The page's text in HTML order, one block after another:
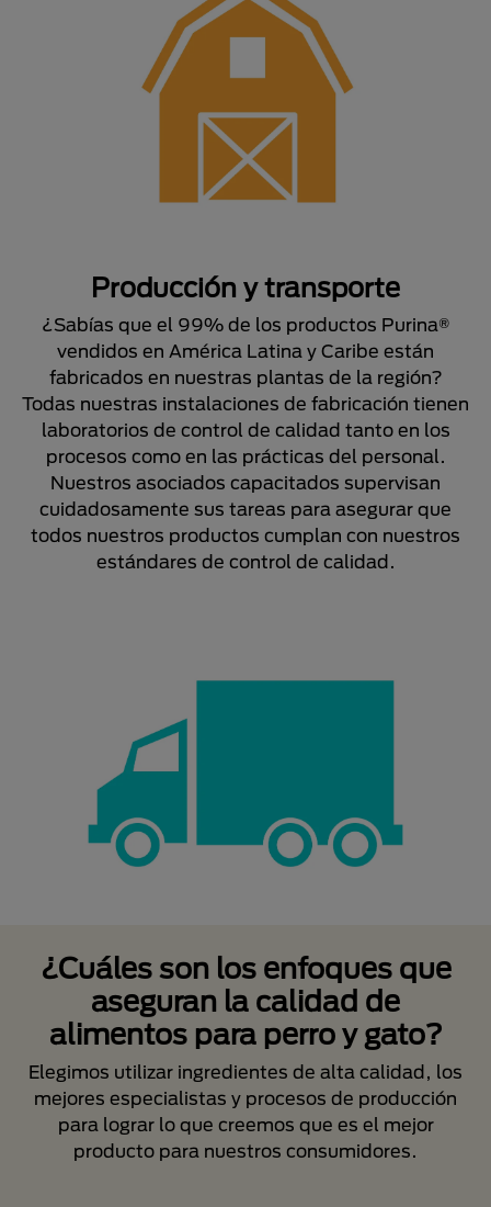
Producción y transporte
¿Sabías que el 99% de los productos Purina®
vendidos en América Latina y Caribe están
fabricados en nuestras plantas de la región?
Todas nuestras instalaciones de fabricación tienen
laboratorios de control de calidad tanto en los
procesos como en las prácticas del personal.
Nuestros asociados capacitados supervisan
cuidadosamente sus tareas para asegurar que
todos nuestros productos cumplan con nuestros
estándares de control de calidad.
¿Cuáles son los enfoques que
aseguran la calidad de
alimentos para perro y gato?
Elegimos utilizar ingredientes de alta calidad, los
mejores especialistas y procesos de producción
para lograr lo que creemos que es el mejor
producto para nuestros consumidores.